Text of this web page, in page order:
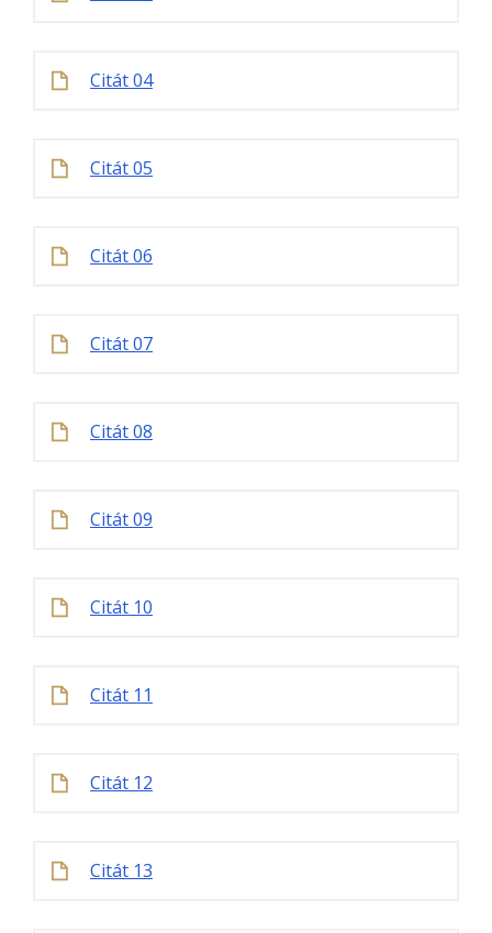
Citát 04
Citát 05
Citát 06
Citát 07
Citát 08
Citát 09
Citát 10
Citát 11
Citát 12
Citát 13